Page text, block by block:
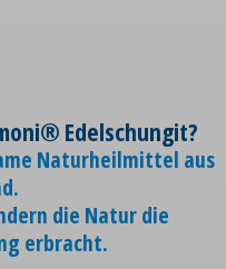
Edelschungit?
Naturheilmittel aus
die Natur die
erbracht.